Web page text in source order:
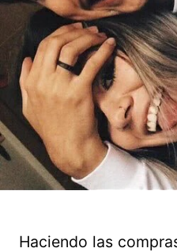
Haciendo las